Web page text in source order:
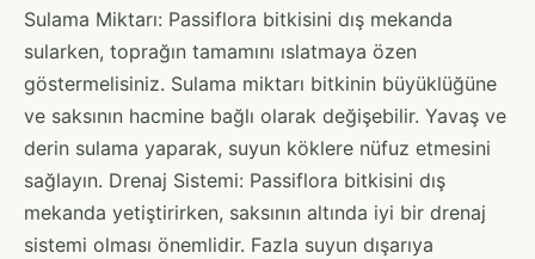
Sulama Miktarı: Passiflora bitkisini dış mekanda
sularken, toprağın tamamını ıslatmaya özen
göstermelisiniz. Sulama miktarı bitkinin büyüklüğüne
ve saksının hacmine bağlı olarak değişebilir. Yavaş ve
derin sulama yaparak, suyun köklere nüfuz etmesini
sağlayın. Drenaj Sistemi: Passiflora bitkisini dış
mekanda yetiştirirken, saksının altında iyi bir drenaj
sistemi olması önemlidir. Fazla suyun dışarıya